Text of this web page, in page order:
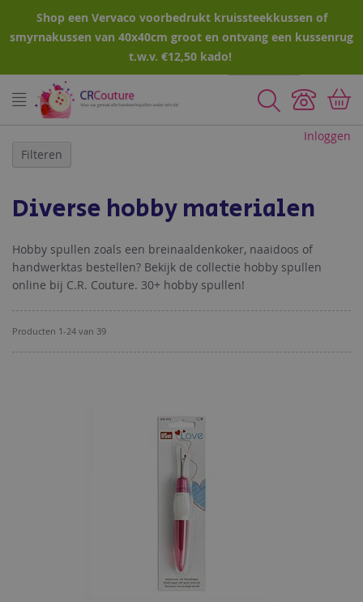
Shop een Vervaco voorbedrukt kruissteekkussen of
smyrnakussen van 40x40cm groot en ontvang een kussenrug
t.w.v. €12,50 kado!
Zoeken
Inloggen
Diverse hobby materialen
Hobby spullen zoals een breinaaldenkoker, naaidoos of
handwerktas bestellen? Bekijk de collectie hobby spullen
online bij C.R. Couture. 30+ hobby spullen!
Producten 1-24 van 39
Filteren